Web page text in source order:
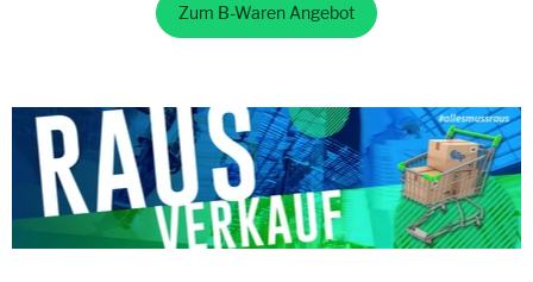
Zum B-Waren Angebot